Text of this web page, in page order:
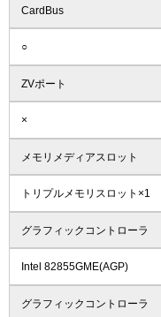
CardBus
○
ZVポート
×
メモリメディアスロット
トリプルメモリスロット×1
グラフィックコントローラ
Intel 82855GME(AGP)
グラフィックコントローラ